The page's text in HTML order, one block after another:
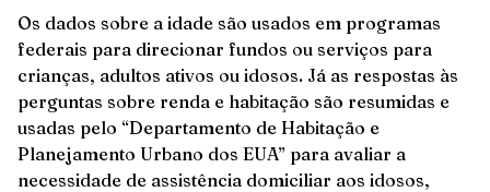
Os dados sobre a idade são usados em programas
federais para direcionar fundos ou serviços para
crianças, adultos ativos ou idosos. Já as respostas às
perguntas sobre renda e habitação são resumidas e
usadas pelo “Departamento de Habitação e
Planejamento Urbano dos EUA” para avaliar a
necessidade de assistência domiciliar aos idosos,